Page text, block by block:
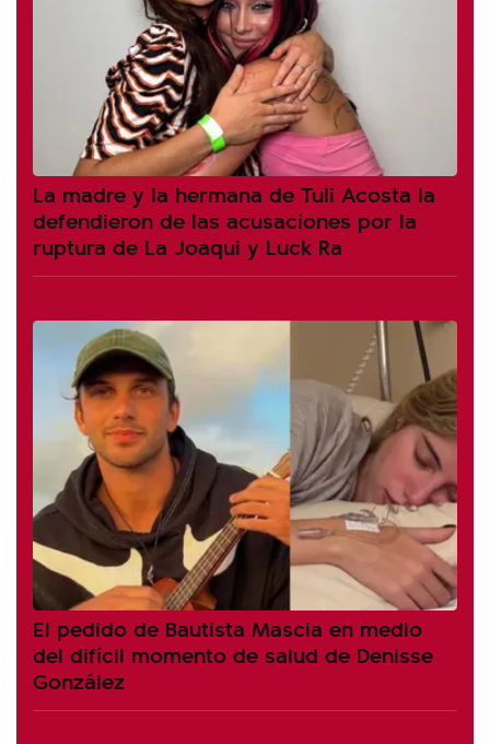
La madre y la hermana de Tuli Acosta la
defendieron de las acusaciones por la
ruptura de La Joaqui y Luck Ra
El pedido de Bautista Mascia en medio
del difícil momento de salud de Denisse
González